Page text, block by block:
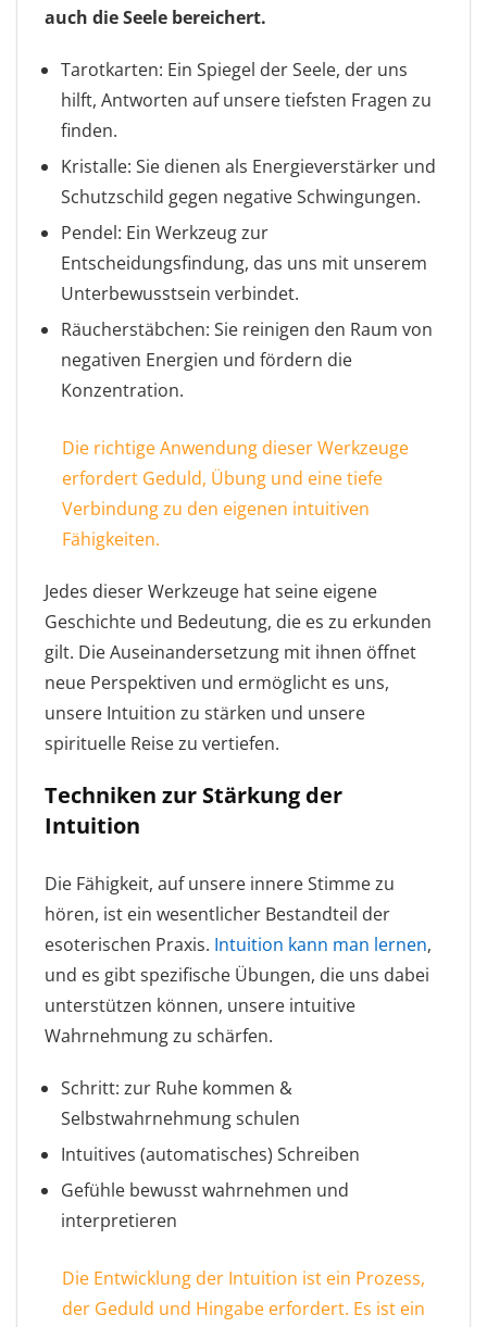
auch die Seele bereichert.
Tarotkarten: Ein Spiegel der Seele, der uns
hilft, Antworten auf unsere tiefsten Fragen zu
finden.
Kristalle: Sie dienen als Energieverstärker und
Schutzschild gegen negative Schwingungen.
Pendel: Ein Werkzeug zur
Entscheidungsfindung, das uns mit unserem
Unterbewusstsein verbindet.
Räucherstäbchen: Sie reinigen den Raum von
negativen Energien und fördern die
Konzentration.
Die richtige Anwendung dieser Werkzeuge
erfordert Geduld, Übung und eine tiefe
Verbindung zu den eigenen intuitiven
Fähigkeiten.
Jedes dieser Werkzeuge hat seine eigene
Geschichte und Bedeutung, die es zu erkunden
gilt. Die Auseinandersetzung mit ihnen öffnet
neue Perspektiven und ermöglicht es uns,
unsere Intuition zu stärken und unsere
spirituelle Reise zu vertiefen.
Techniken zur Stärkung der
Intuition
Die Fähigkeit, auf unsere innere Stimme zu
hören, ist ein wesentlicher Bestandteil der
esoterischen Praxis. Intuition kann man lernen,
und es gibt spezifische Übungen, die uns dabei
unterstützen können, unsere intuitive
Wahrnehmung zu schärfen.
Schritt: zur Ruhe kommen &
Selbstwahrnehmung schulen
Intuitives (automatisches) Schreiben
Gefühle bewusst wahrnehmen und
interpretieren
Die Entwicklung der Intuition ist ein Prozess,
der Geduld und Hingabe erfordert. Es ist ein